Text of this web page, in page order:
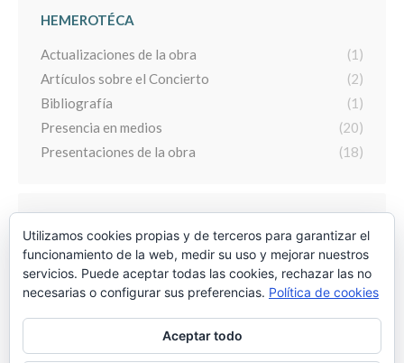
HEMEROTÉCA
Actualizaciones de la obra
(1)
Artículos sobre el Concierto
(2)
Bibliografía
(1)
Presencia en medios
(20)
Presentaciones de la obra
(18)
Archivo
Utilizamos cookies propias y de terceros para garantizar el
funcionamiento de la web, medir su uso y mejorar nuestros
servicios. Puede aceptar todas las cookies, rechazar las no
necesarias o configurar sus preferencias. Política de cookies
Aceptar todo